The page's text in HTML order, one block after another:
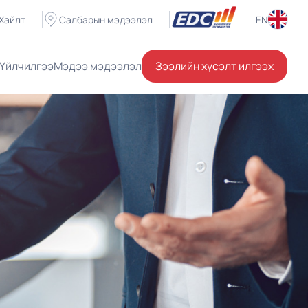
Салбарын мэдээлэл EN
ҮйлчилгээМэдээ мэдээлэл Зээлийн хүсэлт илгээх